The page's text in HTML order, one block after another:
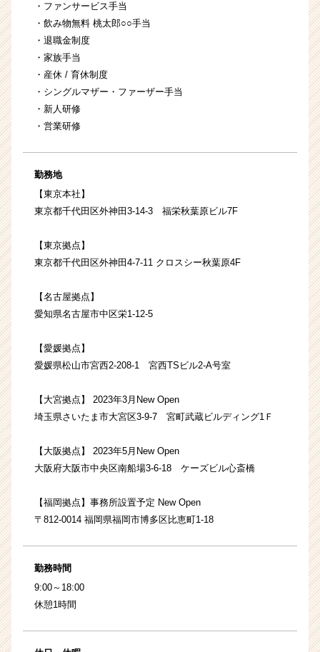
・ファンサービス手当
・飲み物無料 桃太郎○○手当
・退職金制度
・家族手当
・産休 / 育休制度
・シングルマザー・ファーザー手当
・新人研修
・営業研修
勤務地
【東京本社】
東京都千代田区外神田3-14-3 福栄秋葉原ビル7F
【東京拠点】
東京都千代田区外神田4-7-11 クロスシー秋葉原4F
【名古屋拠点】
愛知県名古屋市中区栄1-12-5
【愛媛拠点】
愛媛県松山市宮西2-208-1 宮西TSビル2-A号室
【大宮拠点】 2023年3月New Open
埼玉県さいたま市大宮区3-9-7 宮町武蔵ビルディング1Ｆ
【大阪拠点】 2023年5月New Open
大阪府大阪市中央区南船場3-6-18 ケーズビル心斎橋
【福岡拠点】事務所設置予定 New Open
〒812-0014 福岡県福岡市博多区比恵町1-18
勤務時間
9:00～18:00
休憩1時間